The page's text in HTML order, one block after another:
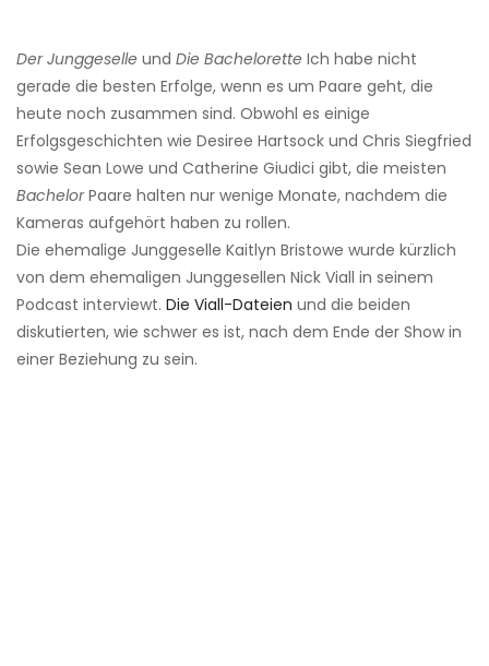
Der Junggeselle und Die Bachelorette Ich habe nicht
gerade die besten Erfolge, wenn es um Paare geht, die
heute noch zusammen sind. Obwohl es einige
Erfolgsgeschichten wie Desiree Hartsock und Chris Siegfried
sowie Sean Lowe und Catherine Giudici gibt, die meisten
BachelorPaare halten nur wenige Monate, nachdem die
Kameras aufgehört haben zu rollen.
Die ehemalige Junggeselle Kaitlyn Bristowe wurde kürzlich
von dem ehemaligen Junggesellen Nick Viall in seinem
Podcast interviewt. Die Viall-Dateien und die beiden
diskutierten, wie schwer es ist, nach dem Ende der Show in
einer Beziehung zu sein.